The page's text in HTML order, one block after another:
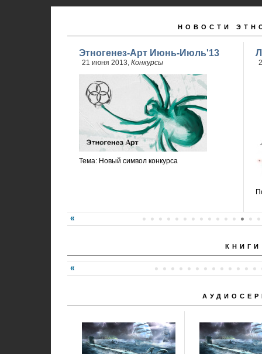
НОВОСТИ
Этногенез-Арт Июнь-Июль'13
21 июня 2013, Конкурсы
Тема: Новый символ конкурса
КНИГИ